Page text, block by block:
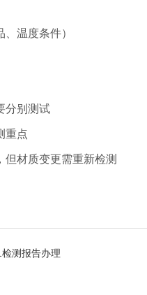
温度条件）
分别测试
重点
材质变更需重新检测
测报告办理